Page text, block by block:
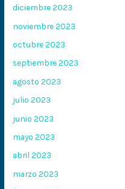
diciembre 2023
noviembre 2023
octubre 2023
septiembre 2023
agosto 2023
julio 2023
junio 2023
mayo 2023
abril 2023
marzo 2023